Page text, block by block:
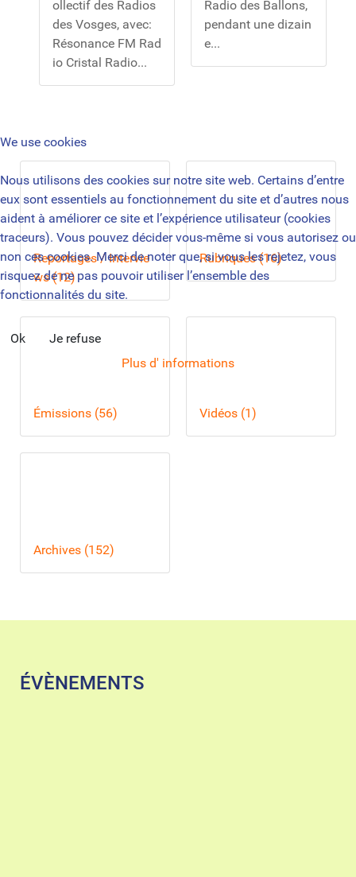
ollectif des Radios
des Vosges, avec:
Résonance FM Rad
io Cristal Radio...
Radio des Ballons,
pendant une dizain
e...
Reportages / Intervie
ws (12)
Rubriques (16)
Émissions (56) Vidéos (1)
Archives (152)
ÉVÈNEMENTS
We use cookies
Nous utilisons des cookies sur notre site web. Certains d’entre
eux sont essentiels au fonctionnement du site et d’autres nous
aident à améliorer ce site et l’expérience utilisateur (cookies
traceurs). Vous pouvez décider vous-même si vous autorisez ou
non ces cookies. Merci de noter que, si vous les rejetez, vous
risquez de ne pas pouvoir utiliser l’ensemble des
fonctionnalités du site.
Ok
Je refuse
Plus d' informations